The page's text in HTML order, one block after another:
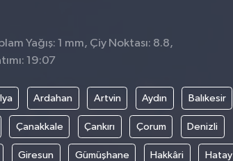
Yağış: 1 mm, Çiy Noktası: 8.8,
19:07
Ardahan Artvin Aydın Balıkesir
Çanakkale Çankırı Çorum Denizli
Giresun Gümüşhane Hakkâri Hatay